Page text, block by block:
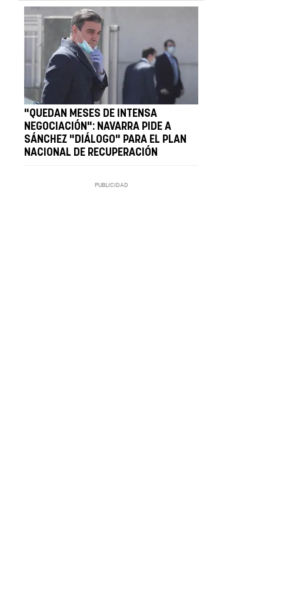
"QUEDAN MESES DE INTENSA
NEGOCIACIÓN": NAVARRA PIDE A
SÁNCHEZ "DIÁLOGO" PARA EL PLAN
NACIONAL DE RECUPERACIÓN